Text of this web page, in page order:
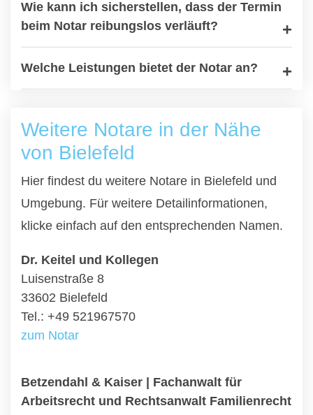
Wie kann ich sicherstellen, dass der Termin
beim Notar reibungslos verläuft?
Welche Leistungen bietet der Notar an?
Weitere Notare in der Nähe
von Bielefeld
Hier findest du weitere Notare in Bielefeld und
Umgebung. Für weitere Detailinformationen,
klicke einfach auf den entsprechenden Namen.
Dr. Keitel und Kollegen
Luisenstraße 8
33602 Bielefeld
Tel.: +49 521967570
zum Notar
Betzendahl & Kaiser | Fachanwalt für
Arbeitsrecht und Rechtsanwalt Familienrecht